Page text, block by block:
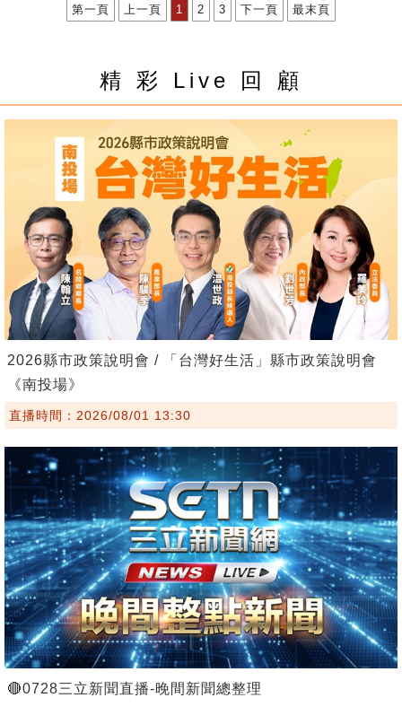
第一頁 上一頁 1 2 3 下一頁 最末頁
精 彩 Live 回 顧
2026縣市政策說明會 / 「台灣好生活」縣市政策說明會
《南投場》
直播時間：2026/08/01 13:30
🔴0728三立新聞直播-晚間新聞總整理